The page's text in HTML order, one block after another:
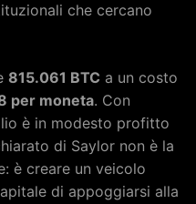
che cercano
815.061 BTC a un costo
per moneta. Con
è in modesto profitto
di Saylor non è la
è creare un veicolo
di appoggiarsi alla